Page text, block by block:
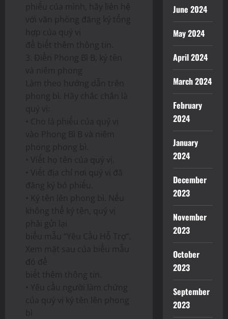
phiếu của mình, hãy liên hệ
với văn phòng đăng ký tổng
hợp của quý vị
để biết thêm thông tin.
3. Điền Phong Bì B, ký tên
và niêm phong
Làm theo hướng dẫn trên
phong bì. Hãy chắc chắn là
quý vị:
• Cho lá phiếu của quý vị
vào Phong Bì B và niêm
phong phong bì.
• Viết họ tên của quý vị.
• Viết địa chỉ nơi quý vị đã
đăng ký bỏ phiếu.
• Ký tên lên phong bì. Nếu
không thể ký tên, quý vị
phải gửi lại
biểu mẫu “Yêu Cầu Hỗ Trợ”.
Xem mặt sau của biểu mẫu
đó để
biết thêm thông tin.
• Yêu cầu người làm chứng
của quý vị ký tên lên phong
bì
June 2024
May 2024
April 2024
March 2024
February
2024
January
2024
December
2023
November
2023
October
2023
September
2023